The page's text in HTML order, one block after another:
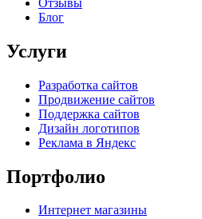
Блог
Услуги
Разработка сайтов
Продвижение сайтов
Поддержка сайтов
Дизайн логотипов
Реклама в Яндекс
Портфолио
Интернет магазины